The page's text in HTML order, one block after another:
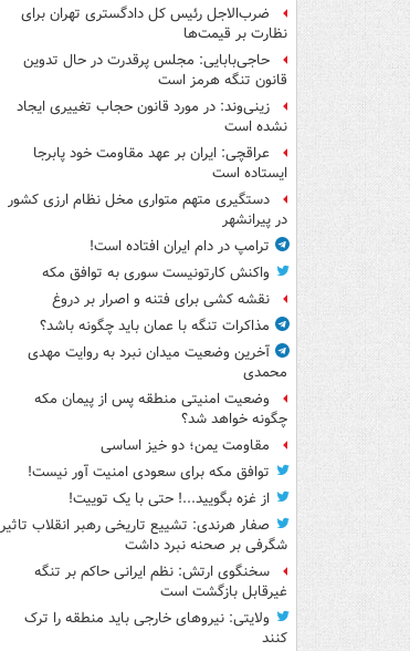
ضرب‌الاجل رئیس کل دادگستری تهران برای
نظارت بر قیمت‌ها
حاجی‌بابایی: مجلس پرقدرت در حال تدوین
قانون تنگه هرمز است
زینی‌وند: در مورد قانون حجاب تغییری ایجاد
نشده است
عراقچی: ایران بر عهد مقاومت خود پابرجا
ایستاده است
دستگیری متهم متواری مخل نظام ارزی کشور
در پیرانشهر
ترامپ در دام ایران افتاده است!
واکنش کارتونیست سوری به توافق مکه
نقشه کشی برای فتنه و اصرار بر دروغ
مذاکرات تنگه با عمان باید چگونه باشد؟
آخرین وضعیت میدان نبرد به روایت مهدی
محمدی
وضعیت امنیتی منطقه پس از پیمان مکه
چگونه خواهد شد؟
مقاومت یمن؛ دو خیز اساسی
توافق مکه برای سعودی امنیت آور نیست!
از غزه بگویید...! حتی با یک توییت!
صفار هرندی: تشییع تاریخی رهبر انقلاب تاثیر
شگرفی بر صحنه نبرد داشت
سخنگوی ارتش: نظم ایرانی حاکم بر تنگه
غیرقابل بازگشت است
ولایتی: نیروهای خارجی باید منطقه را ترک
کنند